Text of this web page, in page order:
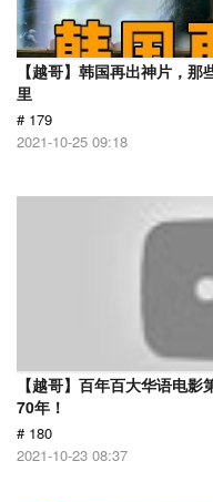
【越哥】韩国再出神片，
里
# 179
2021-10-25 09:18
【越哥】百年百大华语电
70年！
# 180
2021-10-23 08:37